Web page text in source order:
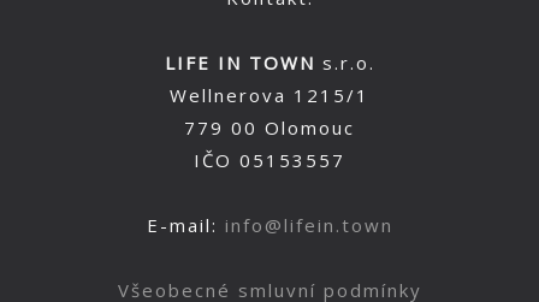
LIFE IN TOWN s.r.o.
Wellnerova 1215/1
779 00 Olomouc
IČO 05153557
E-mail: info@lifein.town
Všeobecné smluvní podmínky